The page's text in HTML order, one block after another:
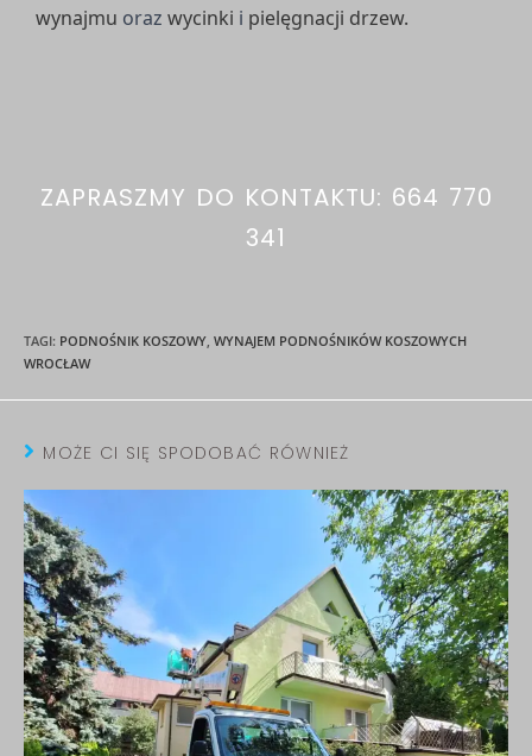
wynajmu oraz wycinki i pielęgnacji drzew.
ZAPRASZMY DO KONTAKTU: 664 770
341
TAGI: PODNOŚNIK KOSZOWY, WYNAJEM PODNOŚNIKÓW KOSZOWYCH
WROCŁAW
MOŻE CI SIĘ SPODOBAĆ RÓWNIEŻ